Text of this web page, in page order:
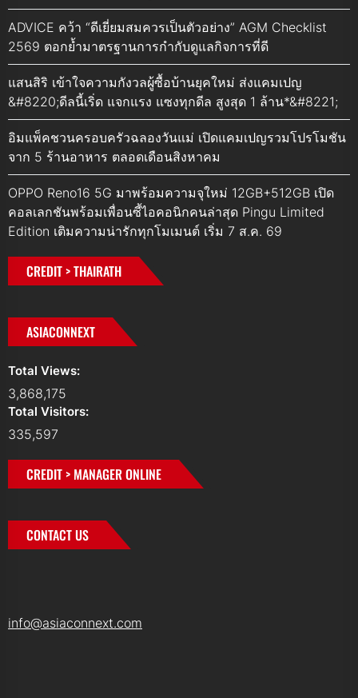
ADVICE คว้า “ดีเยี่ยมสมควรเป็นตัวอย่าง” AGM Checklist
2569 ตอกย้ำมาตรฐานการกำกับดูแลกิจการที่ดี
แสนสิริ เข้าใจความกังวลผู้ซื้อบ้านยุคใหม่ ส่งแคมเปญ
&#8220;ดีลนี้เริ่ด แจกแรง แซงทุกดีล สูงสุด 1 ล้าน*&#8221;
อิมแพ็คชวนครอบครัวฉลองวันแม่ เปิดแคมเปญรวมโปรโมชัน
จาก 5 ร้านอาหาร ตลอดเดือนสิงหาคม
OPPO Reno16 5G มาพร้อมความจุใหม่ 12GB+512GB เปิด
คอลเลกชันพร้อมเพื่อนซี้ไอคอนิกคนล่าสุด Pingu Limited
Edition เติมความน่ารักทุกโมเมนต์ เริ่ม 7 ส.ค. 69
CREDIT > THAIRATH
ASIACONNEXT
Total Views:
3,868,175
Total Visitors:
335,597
CREDIT > MANAGER ONLINE
CONTACT US
info@asiaconnext.com